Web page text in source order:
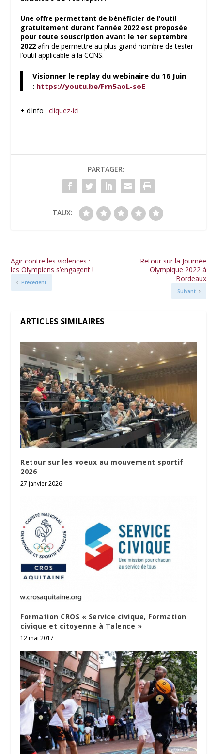
Une offre permettant de bénéficier de l’outil
gratuitement durant l’année 2022 est proposée
pour toute souscription avant le 1er septembre
2022 afin de permettre au plus grand nombre de tester
l’outil applicable à la CCNS.
Visionner le replay du webinaire du 16 Juin
: https://youtu.be/Frn5aoL-soE
+ d’info :cliquez-ici
PARTAGER:
TAUX:
Agir contre les violences :
les Olympiens s’engagent !
Précédent
Retour sur la Journée
Olympique 2022 à
Bordeaux
Suivant
ARTICLES SIMILAIRES
Retour sur les voeux au mouvement sportif
2026
27 janvier 2026
Formation CROS « Service civique, Formation
civique et citoyenne à Talence »
12 mai 2017